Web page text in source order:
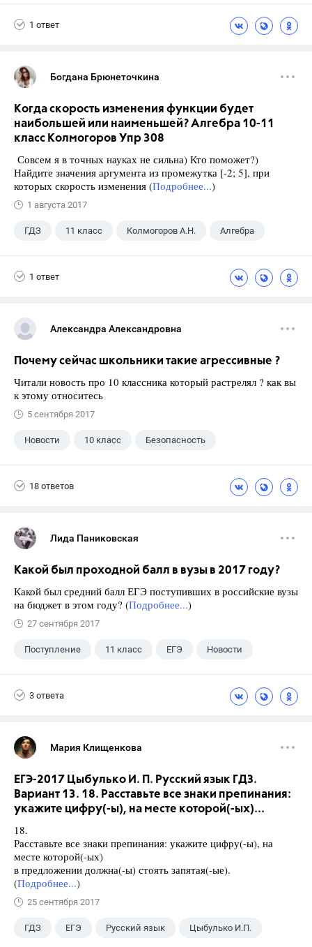
1 ответ
Богдана Брюнеточкина
Когда скорость изменения функции будет
наибольшей или наименьшей? Алгебра 10-11
класс Колмогоров Упр 308
Совсем я в точных науках не сильна) Кто поможет?)
Найдите значения аргумента из промежутка [-2; 5], при
которых скорость изменения (Подробнее...)
1 августа 2017
ГДЗ 11 класс Колмогоров А.Н. Алгебра
1 ответ
Александра Александровна
Почему сейчас школьники такие агрессивные ?
Читали новость про 10 классника который растрелял ? как вы
к этому относитесь
5 сентября 2017
Новости 10 класс Безопасность
18 ответов
Лида Паниковская
Какой был проходной балл в вузы в 2017 году?
Какой был средний балл ЕГЭ поступивших в российские вузы
на бюджет в этом году? (Подробнее...)
27 сентября 2017
Поступление 11 класс ЕГЭ Новости
3 ответа
Мария Клищенкова
ЕГЭ-2017 Цыбулько И. П. Русский язык ГДЗ.
Вариант 13. 18. Расставьте все знаки препинания:
укажите цифру(-ы), на месте которой(-ых)...
18.
Расставьте все знаки препинания: укажите цифру(-ы), на
месте которой(-ых)
в предложении должна(-ы) стоять запятая(-ые).
(Подробнее...)
25 сентября 2017
ГДЗ ЕГЭ Русский язык Цыбулько И.П.